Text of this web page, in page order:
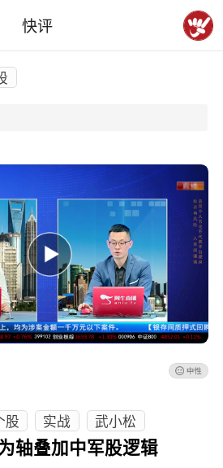
快评
下拉刷新
股 实战
武小松
轴叠加中军股逻辑